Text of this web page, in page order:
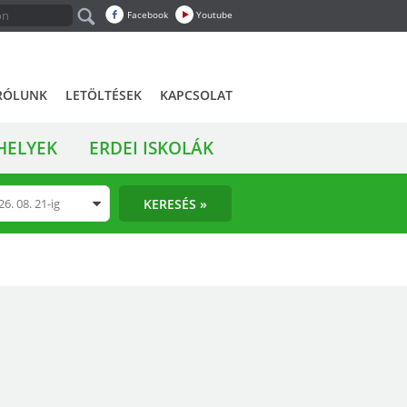
Facebook Youtube
LETÖLTÉSEK KAPCSOLAT
ERDEI ISKOLÁK
KERESÉS »